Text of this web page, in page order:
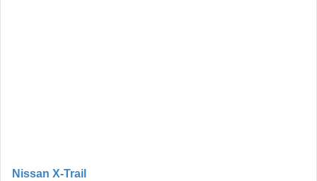
Nissan X-Trail